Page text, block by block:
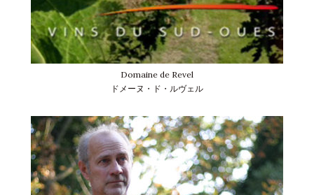
Domaine de Revel
ドメーヌ・ド・ルヴェル